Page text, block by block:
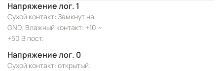
Напряжение лог. 1
Сухой контакт: Замкнут на
GND; Влажный контакт: +10 ~
+50 В пост.
Напряжение лог. 0
Сухой контакт: открытый;